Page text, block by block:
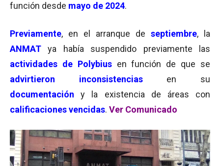
función desde mayo de 2024.
Previamente, en el arranque de septiembre, la
ANMAT
ya había suspendido previamente las
actividades de Polybiusen función de que se
advirtieron inconsistenciasen su
documentación
y la existencia de áreas con
calificaciones vencidas. Ver Comunicado